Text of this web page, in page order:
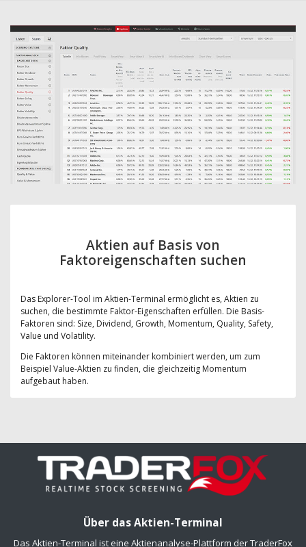
Aktien auf Basis von
Faktoreigenschaften suchen
Das Explorer-Tool im Aktien-Terminal ermöglicht es, Aktien zu
suchen, die bestimmte Faktor-Eigenschaften erfüllen. Die Basis-
Faktoren sind: Size, Dividend, Growth, Momentum, Quality, Safety,
Value und Volatility.
Die Faktoren können miteinander kombiniert werden, um zum
Beispiel Value-Aktien zu finden, die gleichzeitig Momentum
aufgebaut haben.
Über das Aktien-Terminal
Das Aktien-Terminal ist eine Aktienanalyse-Plattform der TraderFox